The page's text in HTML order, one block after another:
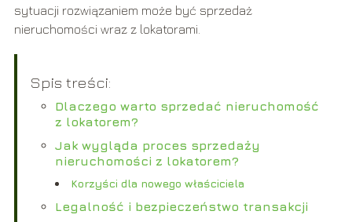
sytuacji rozwiązaniem może być sprzedaż
nieruchomości wraz z lokatorami.
Spis treści:
Dlaczego warto sprzedać nieruchomość
z lokatorem?
Jak wygląda proces sprzedaży
nieruchomości z lokatorem?
Korzyści dla nowego właściciela
Legalność i bezpieczeństwo transakcji